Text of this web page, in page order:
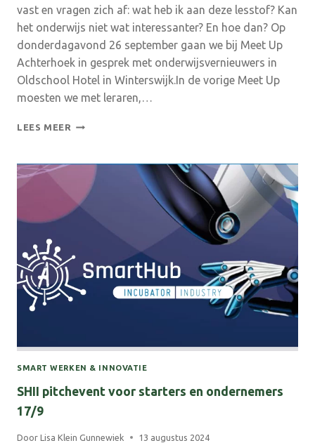
vast en vragen zich af: wat heb ik aan deze lesstof? Kan
het onderwijs niet wat interessanter? En hoe dan? Op
donderdagavond 26 september gaan we bij Meet Up
Achterhoek in gesprek met onderwijsvernieuwers in
Oldschool Hotel in Winterswijk.In de vorige Meet Up
moesten we met leraren,…
LEES MEER MEET
26/9
HOE
MAKEN
INTERESSANTER?
SMART WERKEN & INNOVATIE
SHII pitchevent voor starters en ondernemers
17/9
Door Lisa Klein Gunnewiek 13 augustus 2024